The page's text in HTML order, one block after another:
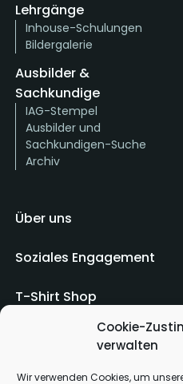
Cookie-
verwalten
Wir verwenden Cookies, um
Lehrgänge
Inhouse-Schulungen
Bildergalerie
Ausbilder &
Sachkundige
IAG-Stempel
Ausbilder und
Sachkundigen-Suche
Archiv
Über uns
Soziales Engagement
T-Shirt Shop
Impressum